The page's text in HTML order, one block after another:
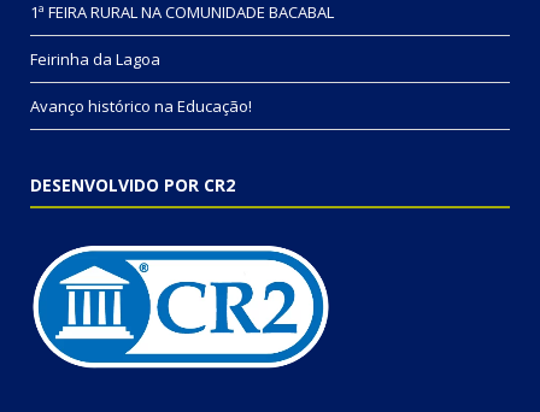
1ª FEIRA RURAL NA COMUNIDADE BACABAL
Feirinha da Lagoa
Avanço histórico na Educação!
DESENVOLVIDO POR CR2